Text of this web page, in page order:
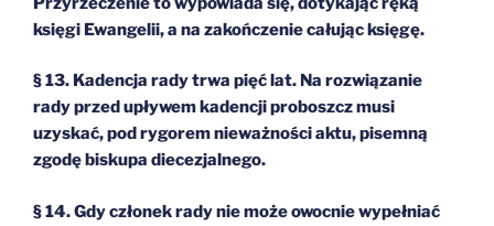
księgi Ewangelii, a na zakończenie całując księgę.
§ 13. Kadencja rady trwa pięć lat. Na rozwiązanie
rady przed upływem kadencji proboszcz musi
uzyskać, pod rygorem nieważności aktu, pisemną
zgodę biskupa diecezjalnego.
§ 14. Gdy członek rady nie może owocnie wypełniać